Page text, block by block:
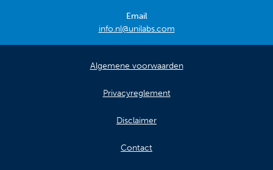
Email
info.nl@unilabs.com
Algemene voorwaarden
Privacyreglement
Disclaimer
Contact